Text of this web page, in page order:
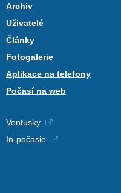
Archiv
Uživatelé
Články
Fotogalerie
Aplikace na telefony
Počasí na web
Ventusky
In-počasie